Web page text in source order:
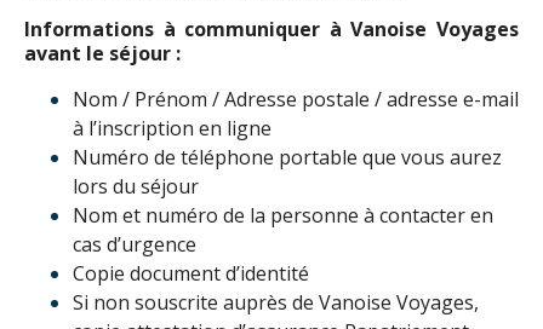
Informations à communiquer à Vanoise Voyages
avant le séjour :
Nom / Prénom / Adresse postale / adresse e-mail
à l’inscription en ligne
Numéro de téléphone portable que vous aurez
lors du séjour
Nom et numéro de la personne à contacter en
cas d’urgence
Copie document d’identité
Si non souscrite auprès de Vanoise Voyages,